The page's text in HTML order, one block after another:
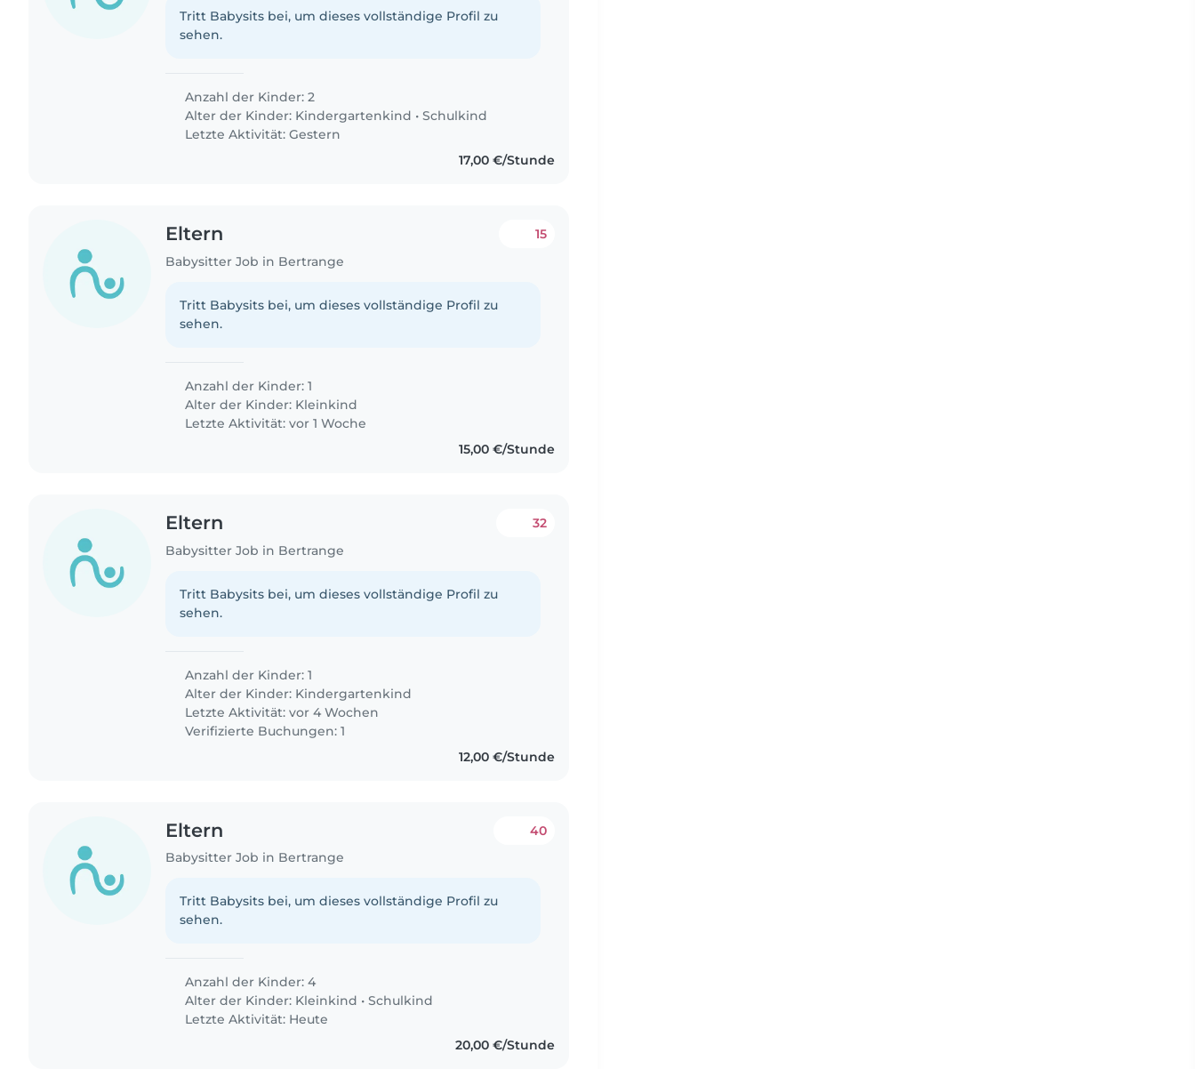
Tritt Babysits bei, um dieses vollständige Profil zu
sehen.
Anzahl der Kinder: 2
Alter der Kinder: Kindergartenkind •Schulkind
Letzte Aktivität: Gestern
17,00 €/Stunde
Eltern
Babysitter Job in Bertrange
15
Tritt Babysits bei, um dieses vollständige Profil zu
sehen.
Anzahl der Kinder: 1
Alter der Kinder: Kleinkind
Letzte Aktivität: vor 1 Woche
15,00 €/Stunde
Eltern
Babysitter Job in Bertrange
32
Tritt Babysits bei, um dieses vollständige Profil zu
sehen.
Anzahl der Kinder: 1
Alter der Kinder: Kindergartenkind
Letzte Aktivität: vor 4 Wochen
Verifizierte Buchungen: 1
12,00 €/Stunde
Eltern
Babysitter Job in Bertrange
40
Tritt Babysits bei, um dieses vollständige Profil zu
sehen.
Anzahl der Kinder: 4
Alter der Kinder: Kleinkind •Schulkind
Letzte Aktivität: Heute
20,00 €/Stunde